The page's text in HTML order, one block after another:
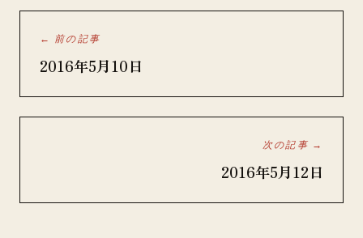
← 前の記事
2016年5月10日
次の記事 →
2016年5月12日